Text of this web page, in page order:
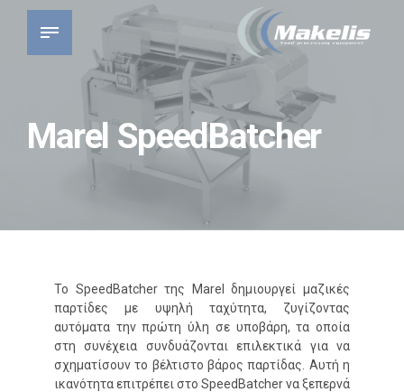
Marel SpeedBatcher
Το SpeedBatcher της Marel δημιουργεί μαζικές
παρτίδες με υψηλή ταχύτητα, ζυγίζοντας
αυτόματα την πρώτη ύλη σε υποβάρη, τα οποία
στη συνέχεια συνδυάζονται επιλεκτικά για να
σχηματίσουν το βέλτιστο βάρος παρτίδας. Αυτή η
ικανότητα επιτρέπει στο SpeedBatcher να ξεπερνά